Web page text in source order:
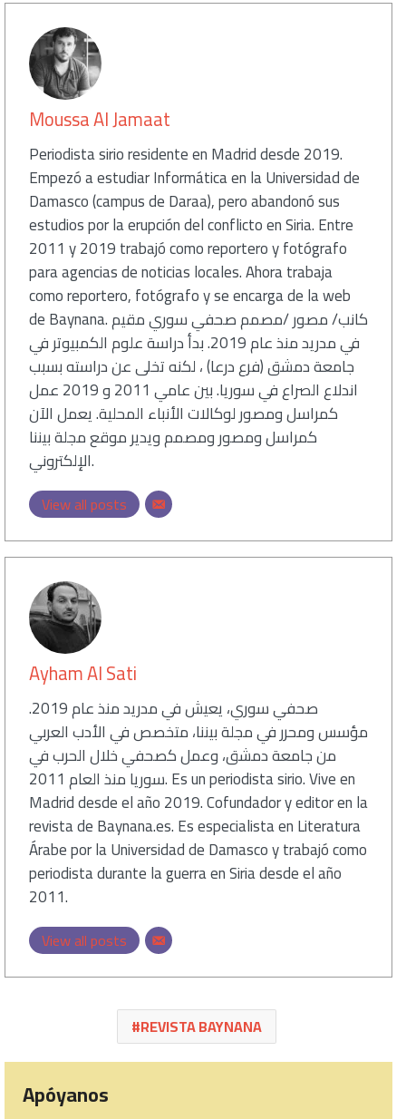
Moussa Al Jamaat
Periodista sirio residente en Madrid desde 2019.
Empezó a estudiar Informática en la Universidad de
Damasco (campus de Daraa), pero abandonó sus
estudios por la erupción del conflicto en Siria. Entre
2011 y 2019 trabajó como reportero y fotógrafo
para agencias de noticias locales. Ahora trabaja
como reportero, fotógrafo y se encarga de la web
de Baynana. كانب/ مصور /مصمم صحفي سوري مقيم
في مدريد منذ عام 2019. بدأ دراسة علوم الكمبيوتر في
جامعة دمشق (فرع درعا) ، لكنه تخلى عن دراسته بسبب
اندلاع الصراع في سوريا. بين عامي 2011 و 2019 عمل
كمراسل ومصور لوكالات الأنباء المحلية. يعمل الآن
كمراسل ومصور ومصمم ويدير موقع مجلة بيننا
الإلكتروني.
View all posts
Ayham Al Sati
صحفي سوري، يعيش في مدريد منذ عام 2019.
مؤسس ومحرر في مجلة بيننا، متخصص في الأدب العربي
من جامعة دمشق، وعمل كصحفي خلال الحرب في
سوريا منذ العام 2011. Es un periodista sirio. Vive en
Madrid desde el año 2019. Cofundador y editor en la
revista de Baynana.es. Es especialista en Literatura
Árabe por la Universidad de Damasco y trabajó como
periodista durante la guerra en Siria desde el año
2011.
View all posts
REVISTA BAYNANA
Apóyanos